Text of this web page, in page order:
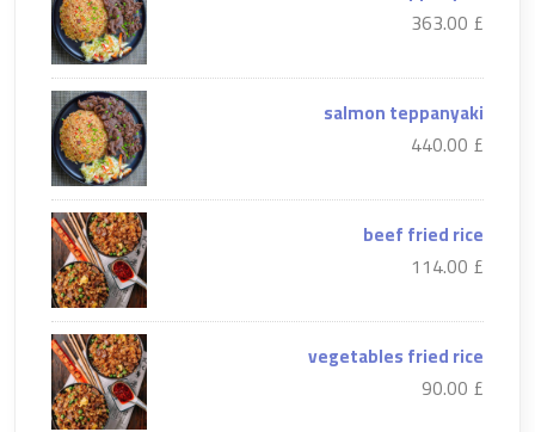
£ 363.00
salmon teppanyaki
£ 440.00
beef fried rice
£ 114.00
vegetables fried rice
£ 90.00